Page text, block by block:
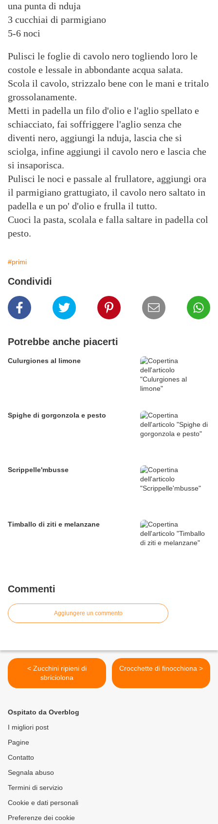
una punta di nduja
3 cucchiai di parmigiano
5-6 noci
Pulisci le foglie di cavolo nero togliendo loro le
costole e lessale in abbondante acqua salata.
Scola il cavolo, strizzalo bene con le mani e tritalo
grossolanamente.
Metti in padella un filo d'olio e l'aglio spellato e
schiacciato, fai soffriggere l'aglio senza che
diventi nero, aggiungi la nduja, lascia che si
sciolga, infine aggiungi il cavolo nero e lascia che
si insaporisca.
Pulisci le noci e passale al frullatore, aggiungi ora
il parmigiano grattugiato, il cavolo nero saltato in
padella e un po' d'olio e frulla il tutto.
Cuoci la pasta, scolala e falla saltare in padella col
pesto.
#primi
Condividi
Potrebbe anche piacerti
Culurgiones al limone
Spighe di gorgonzola e pesto
Scrippelle'mbusse
Timballo di ziti e melanzane
Commenti
Aggiungere un commento
< Zucchini ripieni di
sbriciolona
Crocchette di finocchiona >
Ospitato da Overblog
I migliori post
Pagine
Contatto
Segnala abuso
Termini di servizio
Cookie e dati personali
Preferenze dei cookie